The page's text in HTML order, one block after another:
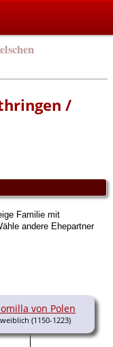
/
Familie mit
andere Ehepartner
von Polen
(1150-1223)